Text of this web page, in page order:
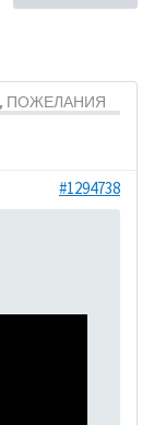
ПОЖЕЛАНИЯ
#1294738